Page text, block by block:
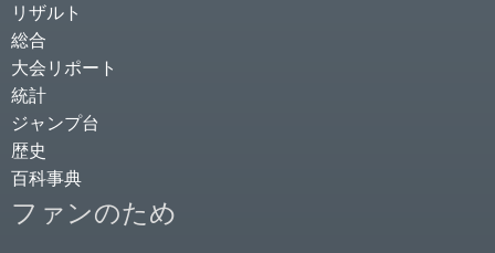
リザルト
総合
大会リポート
統計
ジャンプ台
歴史
百科事典
ファンのため